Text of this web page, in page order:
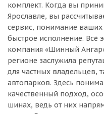
комплект. Когда вы
Ярославле, вы
сервис, понимание ваших
быстрое исполнение. Всё
компания «Шинный
регионе заслужила
для частных владельцев,
автопарков. Здесь
качественный подход,
шинах, ведь от них